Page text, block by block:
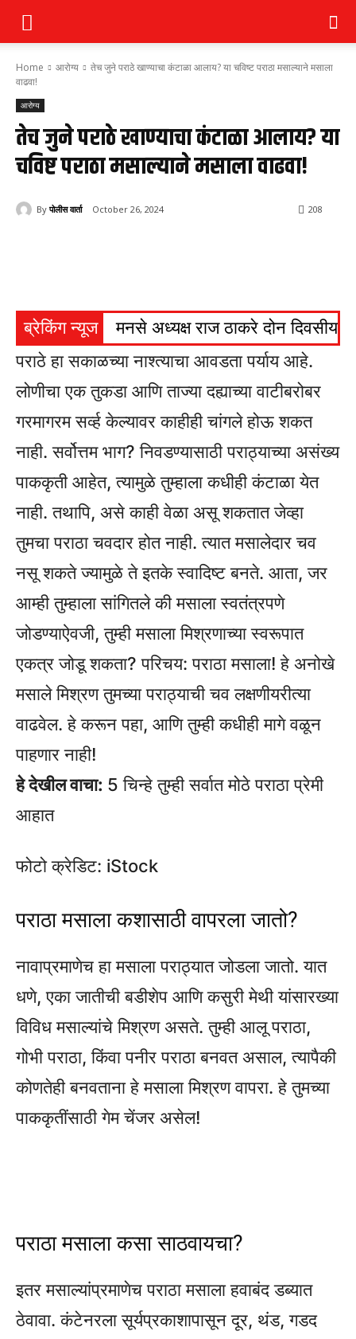
Home आरोग्य
तेच जुने पराठे खाण्याचा कंटाळा आलाय? या चविष्ट पराठा मसाल्याने मसाला
वाढवा!
आरोग्य
तेच जुने पराठे खाण्याचा कंटाळा आलाय? या
चविष्ट पराठा मसाल्याने मसाला वाढवा!
By पोलीस वार्ता October 26, 2024 208
ब्रेकिंग न्यूज मनसे अध्यक्ष राज ठाकरे दोन दिवसीय
पराठे हा सकाळच्या नाश्त्याचा आवडता पर्याय आहे.
लोणीचा एक तुकडा आणि ताज्या दह्याच्या वाटीबरोबर
गरमागरम सर्व्ह केल्यावर काहीही चांगले होऊ शकत
नाही. सर्वोत्तम भाग? निवडण्यासाठी पराठ्याच्या असंख्य
पाककृती आहेत, त्यामुळे तुम्हाला कधीही कंटाळा येत
नाही. तथापि, असे काही वेळा असू शकतात जेव्हा
तुमचा पराठा चवदार होत नाही. त्यात मसालेदार चव
नसू शकते ज्यामुळे ते इतके स्वादिष्ट बनते. आता, जर
आम्ही तुम्हाला सांगितले की मसाला स्वतंत्रपणे
जोडण्याऐवजी, तुम्ही मसाला मिश्रणाच्या स्वरूपात
एकत्र जोडू शकता? परिचय: पराठा मसाला! हे अनोखे
मसाले मिश्रण तुमच्या पराठ्याची चव लक्षणीयरीत्या
वाढवेल. हे करून पहा, आणि तुम्ही कधीही मागे वळून
पाहणार नाही!
हे देखील वाचा: 5 चिन्हे तुम्ही सर्वात मोठे पराठा प्रेमी
आहात
फोटो क्रेडिट: iStock
पराठा मसाला कशासाठी वापरला जातो?
नावाप्रमाणेच हा मसाला पराठ्यात जोडला जातो. यात
धणे, एका जातीची बडीशेप आणि कसुरी मेथी यांसारख्या
विविध मसाल्यांचे मिश्रण असते. तुम्ही आलू पराठा,
गोभी पराठा, किंवा पनीर पराठा बनवत असाल, त्यापैकी
कोणतेही बनवताना हे मसाला मिश्रण वापरा. हे तुमच्या
पाककृतींसाठी गेम चेंजर असेल!
पराठा मसाला कसा साठवायचा?
इतर मसाल्यांप्रमाणेच पराठा मसाला हवाबंद डब्यात
ठेवावा. कंटेनरला सूर्यप्रकाशापासून दूर, थंड, गडद